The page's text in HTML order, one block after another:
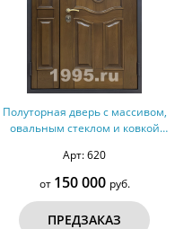
Полуторная дверь с массивом,
овальным стеклом и ковкой
Арт: 620
от 150 000 руб.
ПРЕДЗАКАЗ